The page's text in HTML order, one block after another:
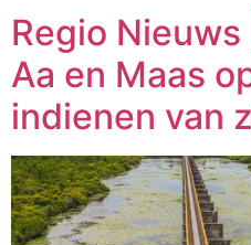
Regio
Aa en Maas
indienen van